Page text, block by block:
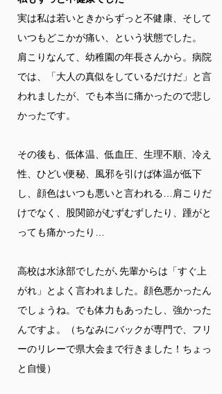
実は私は若いときからずっと不健康、そして
いつもどこかが痛い、という状態でした。
肩こりなんて、幼稚園の年長さんから。病院
では、「大人の真似をしているだけだ」と言
われましたが、でも本当に痛かったので悲し
かったです。
その後も、低体温、低血圧、生理不順、冷え
性、ひどい便秘、風邪を引けば体温が低下
し、顔色はいつも悪いと言われる…肩こりだ
けでなく、股関節がむずむずしたり、踵がと
っても痛かったり…
高校は水泳部でしたが､先輩からは「すぐ上
がれ」とよく言われました。顔色悪かったん
でしょうね。でも体力もあったし、強かった
んですよ。（ちなみにバックが専門で、フリ
ーのリレーで県大会まで行きました！ちょっ
と自慢）